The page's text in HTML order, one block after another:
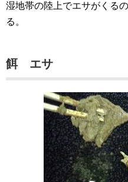
湿地帯の陸上でエサがくる
る。
餌 エサ